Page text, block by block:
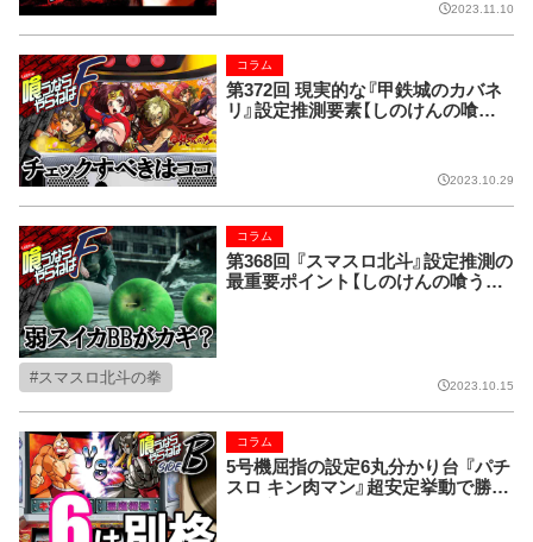
2023.11.10
第372回 現実的な『甲鉄城のカバネ
リ』設定推測要素【しのけんの喰う
コラム
2023.10.29
第368回 『スマスロ北斗』設定推測の
最重要ポイント【しのけんの喰うな
コラム
スマスロ北斗の拳 2023.10.15
5号機屈指の設定6丸分かり台 『パチ
スロ キン肉マン』超安定挙動で勝利
コラム